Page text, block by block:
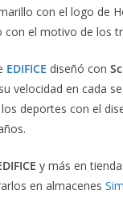
con el logo de
el motivo de los
EDIFICE diseñó con
velocidad en cada
deportes con el
y más en
en almacenes